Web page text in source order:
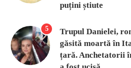
puțini știute
5
Trupul Danielei,
găsită moartă în
țară. Anchetatorii